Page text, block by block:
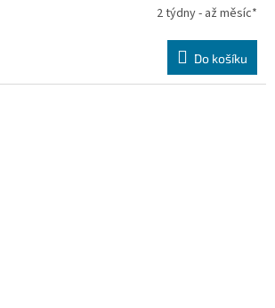
2 týdny - až měsíc*
Do košíku